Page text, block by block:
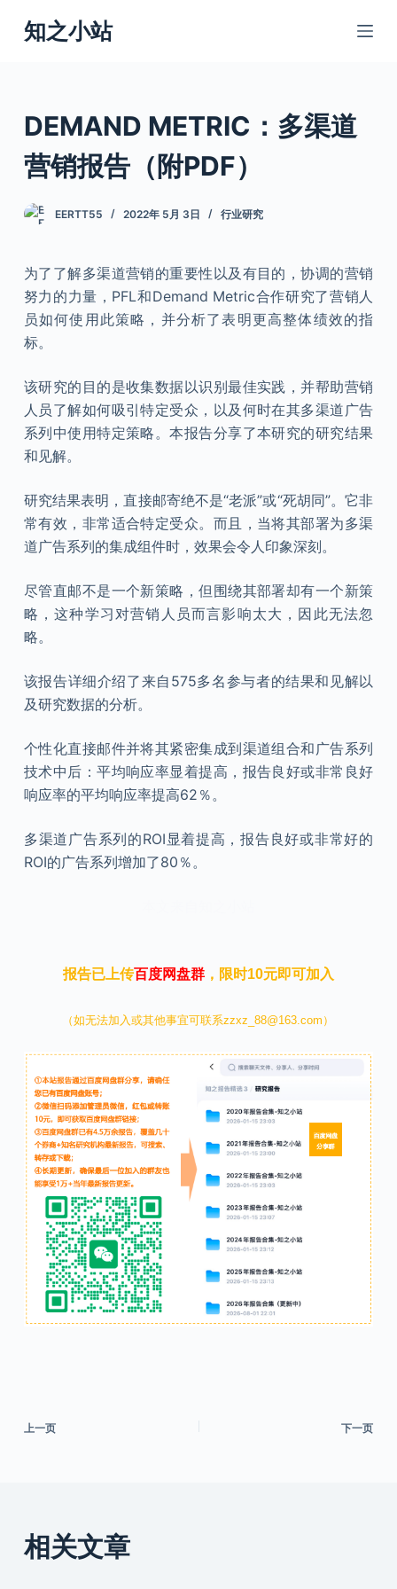
跳
过
知之小站
DEMAND METRIC：多渠道
营销报告（附PDF）
EERTT55 2022年 5月 3日 行业研究
为了了解多渠道营销的重要性以及有目的，协调的营销
努力的力量，PFL和Demand Metric合作研究了营销人
员如何使用此策略，并分析了表明更高整体绩效的指
标。
该研究的目的是收集数据以识别最佳实践，并帮助营销
人员了解如何吸引特定受众，以及何时在其多渠道广告
系列中使用特定策略。本报告分享了本研究的研究结果
和见解。
研究结果表明，直接邮寄绝不是“老派”或“死胡同”。它非
常有效，非常适合特定受众。而且，当将其部署为多渠
道广告系列的集成组件时，效果会令人印象深刻。
尽管直邮不是一个新策略，但围绕其部署却有一个新策
略，这种学习对营销人员而言影响太大，因此无法忽
略。
该报告详细介绍了来自575多名参与者的结果和见解以
及研究数据的分析。
个性化直接邮件并将其紧密集成到渠道组合和广告系列
技术中后：平均响应率显着提高，报告良好或非常良好
响应率的平均响应率提高62％。
多渠道广告系列的ROI显着提高，报告良好或非常好的
ROI的广告系列增加了80％。
报告已上传百度网盘群，限时10元即可加入
（如无法加入或其他事宜可联系zzxz_88@163.com）
上一页 下一页
相关文章